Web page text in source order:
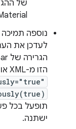
של
נוספה
הזו מ-XML או באופן פרוגרמטי, באמצעות
תופעל בכל
ישתנה.